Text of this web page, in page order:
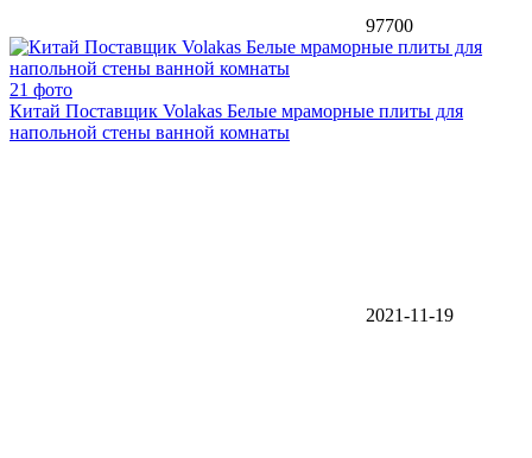
97700
21 фото
Китай Поставщик Volakas Белые мраморные плиты для
напольной стены ванной комнаты
2021-11-19